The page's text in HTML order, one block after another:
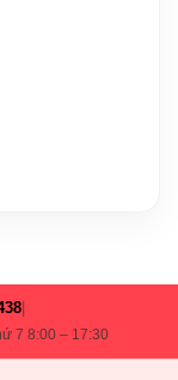
7 8:00 – 17:30